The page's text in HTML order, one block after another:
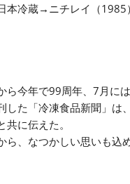
本冷蔵→ニチレイ（
ら今年で99周年、7月に
た「冷凍食品新聞」は
に伝えた。
ら、なつかしい思いも込